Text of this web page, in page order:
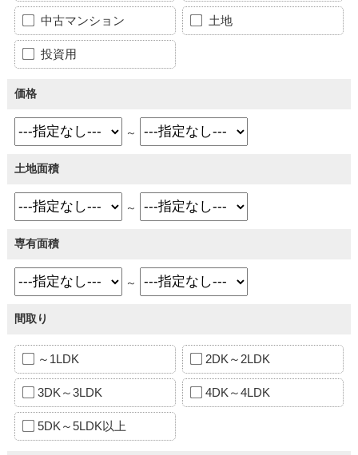
中古マンション 土地
投資用
価格
～
土地面積
～
専有面積
～
間取り
～1LDK 2DK～2LDK
3DK～3LDK 4DK～4LDK
5DK～5LDK以上